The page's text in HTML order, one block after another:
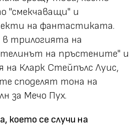
"смекчаващи" и
на фантастиката.
трилогията на
на пръстените" и
на Кларк Стейпълс Луис,
споделят тона на
за Мечо Пух.
което се случи на